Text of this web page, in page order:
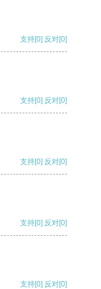
支持[0] 反对[0]
支持[0] 反对[0]
支持[0] 反对[0]
支持[0] 反对[0]
支持[0] 反对[0]